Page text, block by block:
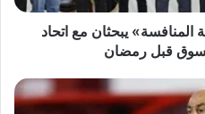
يبحثان مع اتحاد
قبل رمضان